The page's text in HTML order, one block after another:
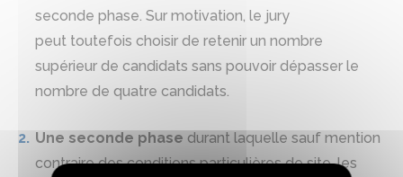
seconde phase. Sur motivation, le jury
peut toutefois choisir de retenir un nombre
supérieur de candidats sans pouvoir dépasser le
nombre de quatre candidats.
Une seconde phase durant laquelle sauf mention
contraire des conditions particulières de site, les